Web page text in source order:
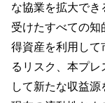
な協業を拡大で
受けたすべての
得資産を利用して
るリスク、本プ
して新たな収益源